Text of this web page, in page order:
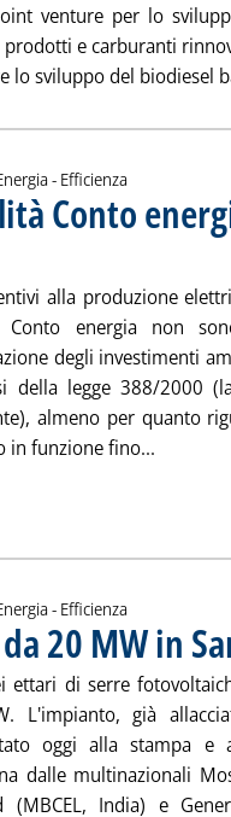
venture per lo
e carburanti
lo sviluppo del biodiesel
- Efficienza
Conto
alla produzione
Conto energia non
degli investimenti
della legge 388/2000
almeno per quanto
in funzione fino...
- Efficienza
20 MW in
ettari di serre
L'impianto, già
oggi alla stampa e
dalle multinazionali
(MBCEL, India) e